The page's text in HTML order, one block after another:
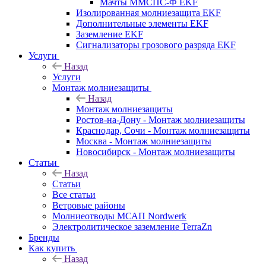
Мачты ММСПС-Ф EKF
Изолированная молниезащита EKF
Дополнительные элементы EKF
Заземление EKF
Сигнализаторы грозового разряда EKF
Услуги
Назад
Услуги
Монтаж молниезащиты
Назад
Монтаж молниезащиты
Ростов-на-Дону - Монтаж молниезащиты
Краснодар, Сочи - Монтаж молниезащиты
Москва - Монтаж молниезащиты
Новосибирск - Монтаж молниезащиты
Статьи
Назад
Статьи
Все статьи
Ветровые районы
Молниеотводы МСАП Nordwerk
Электролитическое заземление TerraZn
Бренды
Как купить
Назад